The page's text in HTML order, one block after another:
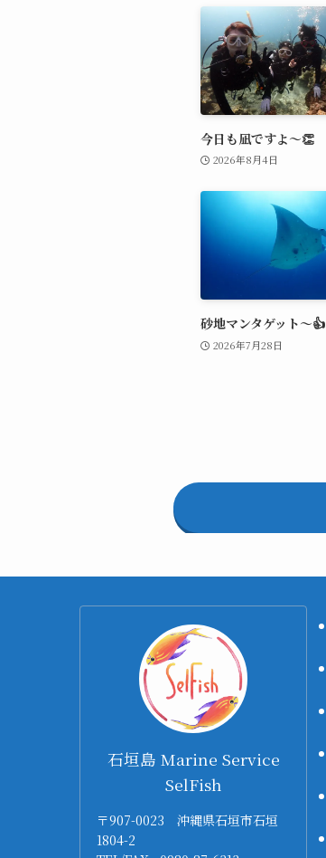
今日も凪ですよ～👏
2026年8月4日
砂地マンタゲット～👍
2026年7月28日
石垣島 Marine Service
SelFish
〒907-0023 沖縄県石垣市石垣
1804-2